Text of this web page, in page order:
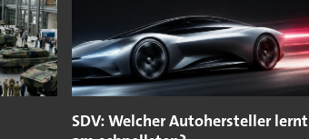
SDV: Welcher Autohersteller lernt